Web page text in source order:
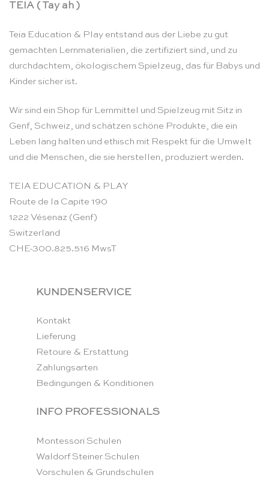
TEIA ( Tay ah )
Teia Education & Play entstand aus der Liebe zu gut
gemachten Lernmaterialien, die zertifiziert sind, und zu
durchdachtem, ökologischem Spielzeug, das für Babys und
Kinder sicher ist.
Wir sind ein Shop für Lernmittel und Spielzeug mit Sitz in
Genf, Schweiz, und schätzen schöne Produkte, die ein
Leben lang halten und ethisch mit Respekt für die Umwelt
und die Menschen, die sie herstellen, produziert werden.
TEIA EDUCATION & PLAY
Route de la Capite 190
1222 Vésenaz (Genf)
Switzerland
CHE-300.825.516 MwsT
KUNDENSERVICE
Kontakt
Lieferung
Retoure & Erstattung
Zahlungsarten
Bedingungen & Konditionen
INFO PROFESSIONALS
Montessori Schulen
Waldorf Steiner Schulen
Vorschulen & Grundschulen